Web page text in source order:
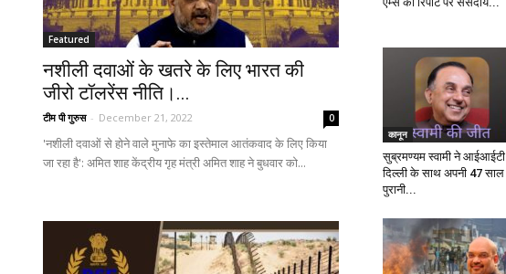
Featured
नशीली दवाओं के खतरे के लिए भारत की
जीरो टॉलरेंस नीति।...
टीम पी गुरुस - December 21, 2022 0
'नशीली दवाओं से होने वाले मुनाफे का इस्तेमाल आतंकवाद के लिए किया
जा रहा है': अमित शाह केंद्रीय गृह मंत्री अमित शाह ने बुधवार को...
कानून
सुब्रमण्यम स्वामी ने आईआईटी
दिल्ली के साथ अपनी 47 साल
पुरानी...